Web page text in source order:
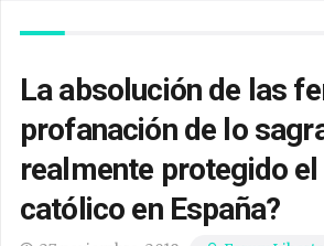
La absolución de las
profanación de lo
realmente protegido
católico en España?